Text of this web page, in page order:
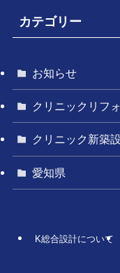
カテゴリー
お知らせ
クリニックリフ
クリニック新築
愛知県
K総合設計について